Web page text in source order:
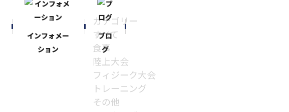
インフォメー
ション
ブロ
グ
カテゴリー
すべて
食事
陸上大会
フィジーク大会
トレーニング
その他